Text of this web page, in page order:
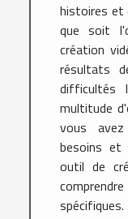
histoires et
que soit
création
résultats
difficultés
multitude
vous
besoins et
outil de